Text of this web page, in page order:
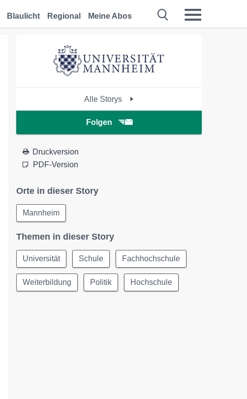
Blaulicht Regional Meine Abos
Alle Storys
Folgen
Druckversion
PDF-Version
Orte in dieser Story
Mannheim
Themen in dieser Story
Universität Schule Fachhochschule
Weiterbildung Politik Hochschule